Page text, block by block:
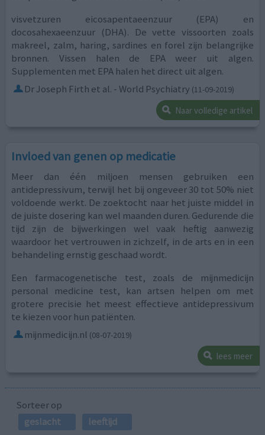
visvetzuren eicosapentaeenzuur (EPA) en
docosahexaeenzuur (DHA). De vette vissoorten zoals
makreel, zalm, haring, sardines en forel zijn belangrijke
bronnen. Vissen halen de EPA weer uit algen.
Supplementen met EPA halen het direct uit algen.
Dr Joseph Firth et al. - World Psychiatry (11-09-2019)
Naar volledige artikel
Invloed van genen op medicatie
Meer dan één miljoen mensen gebruiken een
antidepressivum, terwijl het bij ongeveer 30 tot 50% niet
voldoende werkt. De zoektocht naar het juiste middel in
de juiste dosering kan wel maanden duren. Gedurende die
tijd zijn de bijwerkingen wel vaak heftig aanwezig
waardoor het vertrouwen in zichzelf, in de arts en in een
behandeling ernstig geschaad wordt.
Een farmacogenetische test, zoals de mijnmedicijn
personal medicine test, kan artsen helpen om met
grotere precisie het meest effectieve antidepressivum
te kiezen voor hun patiënten.
mijnmedicijn.nl (08-07-2019)
lees meer
Sorteer op
geslacht
leeftijd